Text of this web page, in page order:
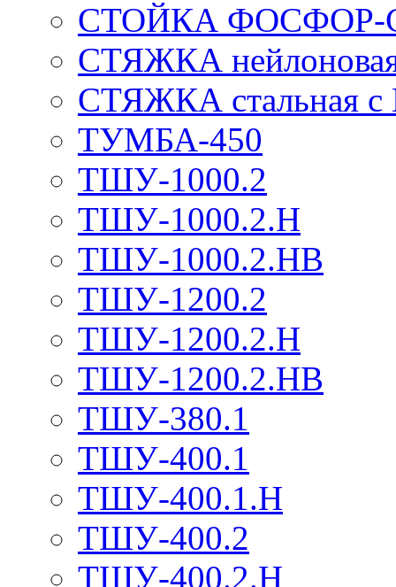
СТОЙКА ФОСФОР-
СТЯЖКА нейлоновая
СТЯЖКА стальная
ТУМБА-450
ТШУ-1000.2
ТШУ-1000.2.Н
ТШУ-1000.2.НВ
ТШУ-1200.2
ТШУ-1200.2.Н
ТШУ-1200.2.НВ
ТШУ-380.1
ТШУ-400.1
ТШУ-400.1.Н
ТШУ-400.2
ТШУ-400.2.Н